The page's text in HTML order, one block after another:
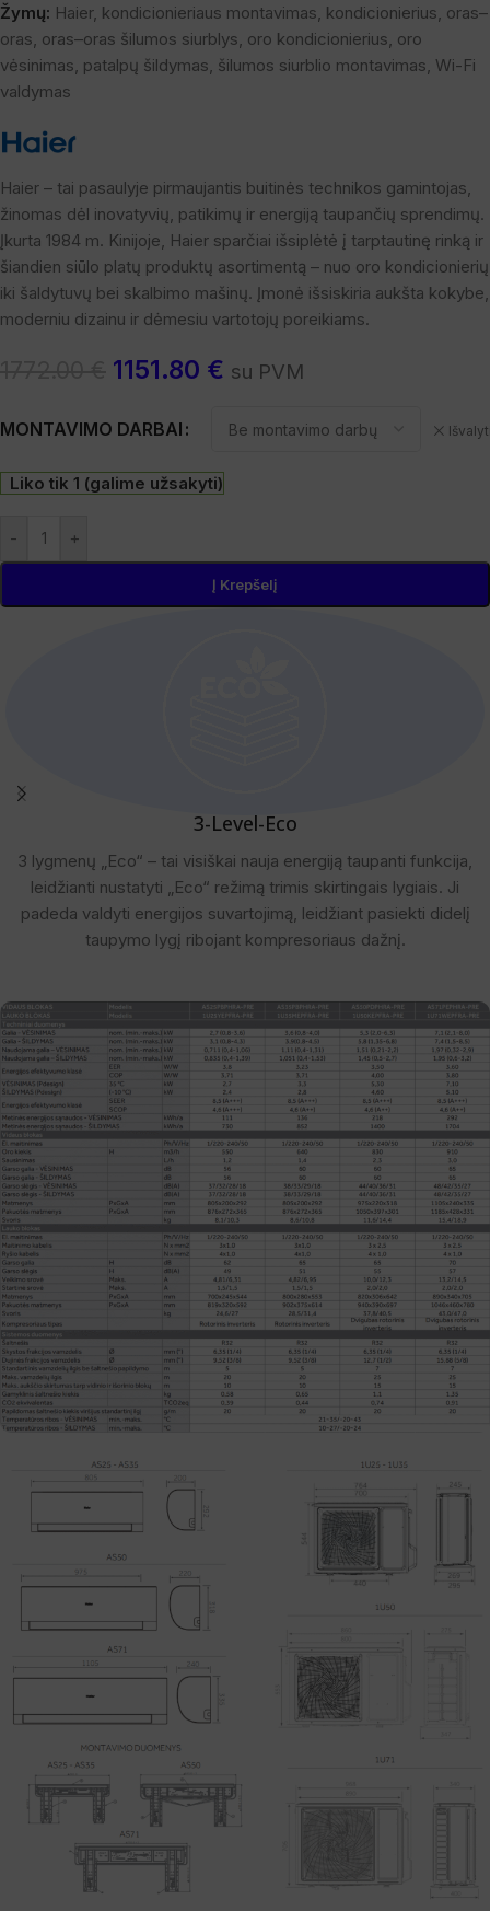
Žymų: Haier, kondicionieriaus montavimas, kondicionierius, oras–
oras, oras–oras šilumos siurblys, oro kondicionierius, oro
vėsinimas, patalpų šildymas, šilumos siurblio montavimas, Wi-Fi
valdymas
Haier – tai pasaulyje pirmaujantis buitinės technikos gamintojas,
žinomas dėl inovatyvių, patikimų ir energiją taupančių sprendimų.
Įkurta 1984 m. Kinijoje, Haier sparčiai išsiplėtė į tarptautinę rinką ir
šiandien siūlo platų produktų asortimentą – nuo oro kondicionierių
iki šaldytuvų bei skalbimo mašinų. Įmonė išsiskiria aukšta kokybe,
moderniu dizainu ir dėmesiu vartotojų poreikiams.
1151.80 € su PVM
MONTAVIMO DARBAI
Liko tik 1 (galime užsakyti)
- +
Į Krepšelį
3-Level-Eco
3 lygmenų „Eco“ – tai visiškai nauja energiją taupanti funkcija,
leidžianti nustatyti „Eco“ režimą trimis skirtingais lygiais. Ji
padeda valdyti energijos suvartojimą, leidžiant pasiekti didelį
taupymo lygį ribojant kompresoriaus dažnį.